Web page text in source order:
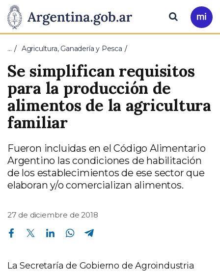
Presidencia
de
la
Nación
Pasar al contenido principal
Ir
a
Buscar
… Agricultura, Ganadería y Pesca
Se simplifican requisitos
para la producción de
alimentos de la agricultura
familiar
Fueron incluidas en el Código Alimentario
Argentino las condiciones de habilitación
de los establecimientos de ese sector que
elaboran y/o comercializan alimentos.
27 de diciembre de 2018
Compartir en Facebook Compartir en Twitter Compartir en Linkedin Compartir en Whatsapp
La Secretaría de Gobierno de Agroindustria